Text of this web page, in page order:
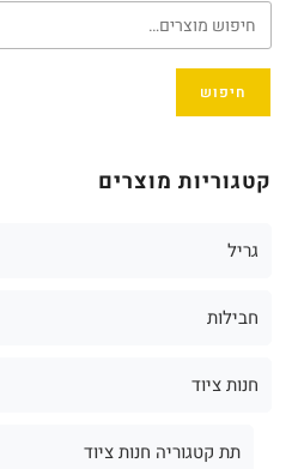
חיפוש
קטגוריות מוצרים
גריל
חבילות
חנות ציוד
תת קטגוריה חנות ציוד